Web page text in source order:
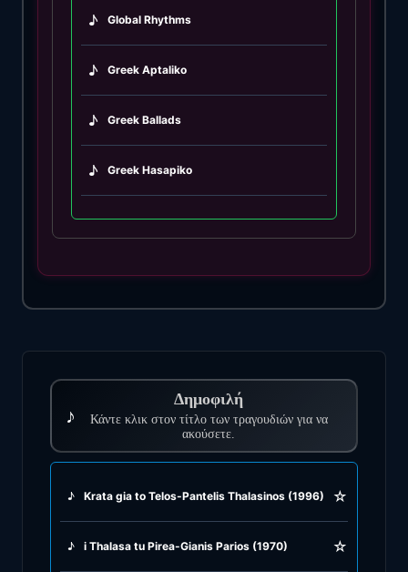
♪
Δημοφιλή
Κάντε κλικ στον τίτλο των τραγουδιών για να
ακούσετε.
♪ Krata gia to Telos-Pantelis Thalasinos (1996) ☆
♪ i Thalasa tu Pirea-Gianis Parios (1970) ☆
♪ Global Rhythms
♪ Greek Aptaliko
♪ Greek Ballads
♪ Greek Hasapiko
♪ Greek Hasaposerviko
♪
♪ Greek Oriental
♪ Greek Rock